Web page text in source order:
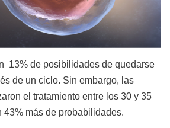
13% de posibilidades de quedarse
de un ciclo. Sin embargo, las
el tratamiento entre los 30 y 35
43% más de probabilidades.